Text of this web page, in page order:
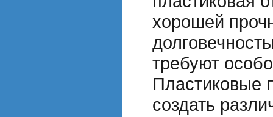
хорошей
требуют
Пластиковые
создать